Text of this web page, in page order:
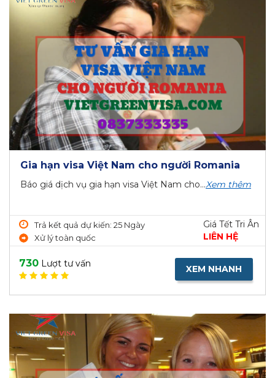
Gia hạn visa Việt Nam cho người Romania
Báo giá dịch vụ gia hạn visa Việt Nam cho...Xem thêm
Trả kết quả dự kiến: 25 Ngày
Xử lý toàn quốc
Giá Tết Tri Ân
LIÊN HỆ
730 Lượt tư vấn XEM NHANH